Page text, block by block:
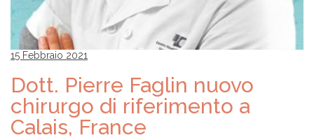
15 Febbraio 2021
Dott. Pierre Faglin nuovo
chirurgo di riferimento a
Calais, France